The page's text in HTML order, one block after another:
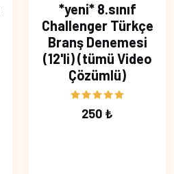
*yeni* 8.sınıf
Challenger Türkçe
Branş Denemesi
(12'li) (tümü Video
Çözümlü)
250 ₺